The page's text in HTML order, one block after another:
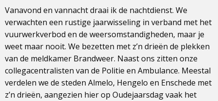
Vanavond en vannacht draai ik de nachtdienst. We
verwachten een rustige jaarwisseling in verband met het
vuurwerkverbod en de weersomstandigheden, maar je
weet maar nooit. We bezetten met z’n drieën de plekken
van de meldkamer Brandweer. Naast ons zitten onze
collegacentralisten van de Politie en Ambulance. Meestal
verdelen we de steden Almelo, Hengelo en Enschede met
z’n drieën, aangezien hier op Oudejaarsdag vaak het